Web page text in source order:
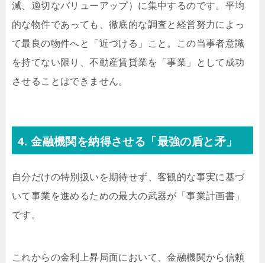
減、適切なバリューアップ）に集中するのです。平均
的な物件であっても、徹底的な調査と経営努力によっ
て最良の物件へと「近づける」こと。この当事者意識
を持てない限り、不動産賃貸業を「事業」として成功
させることはできません。
4. 金融機関を納得させる「最強の盾と矛」
自分だけの特別扱いを期待せず、客観的な事実に基づ
いて事業を進めるための最大の武器が「事業計画書」
です。
これからの金利上昇局面において、金融機関から信頼